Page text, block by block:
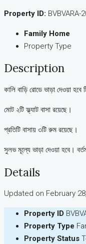
Property ID: BVBVARA-
Family Home
Property Type
Description
কালি বাড়ি রোডে ভাড়া দেওয়া হবে
মোট ২টি ফ্ল্যাট বাসা রয়েছে।
প্রতিটি বাসায় ৩টি রুম রয়েছে।
সুলভ মূল্যে ভাড়া দেওয়া হবে।
Details
Updated on February
Property ID
Property Type
Property Status